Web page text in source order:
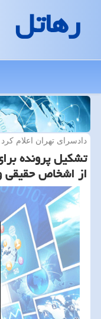
رهاتل
دادسرای تهران اعلام كرد
تشكیل پرونده
از اشخاص حقیقی